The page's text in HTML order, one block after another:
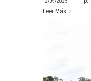
Leer Más